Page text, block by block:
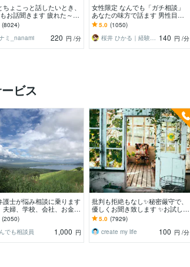
ちょこっと話したいとき、
お話聞きます 疲れた～、
ウンセリングじゃない、な
く雑談聞いて～
(8024)
ミ_nanami
220 円 /分
女性限定 なんでも「ガチ相談」
あなたの味方で話ます 男性目線
で、あなたの恋の“答え”を言葉に
します。
5.0 (1050)
桜井 ひかる｜経験豊富の恋愛相談室 140 円 /分
ビス
護士が悩み相談に乗ります
夫婦、学校、会社、お金，
愚痴など何でもOK！
(2050)
でも相談員
1,000 円
批判も拒絶もなし✨秘密厳守で、
優しくお聞き致します ✨お試し１
分から✨違うかな？と思ったら途
中で切って構いません
5.0 (7929)
create my life
100 円 /分